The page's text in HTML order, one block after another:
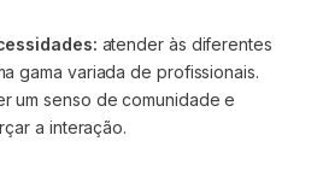
atender às diferentes
gama variada de profissionais.
um senso de comunidade e
a interação.